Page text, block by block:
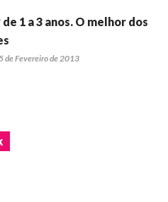
1 a 3 anos. O melhor dos
de Fevereiro de 2013